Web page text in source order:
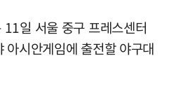
일 서울 중구 프레스센터
시안게임에 출전할 야구대